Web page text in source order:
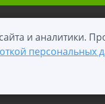
и аналитики.
персональных
является публичной